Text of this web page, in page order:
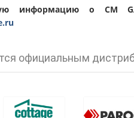
информацию о CM
официальным